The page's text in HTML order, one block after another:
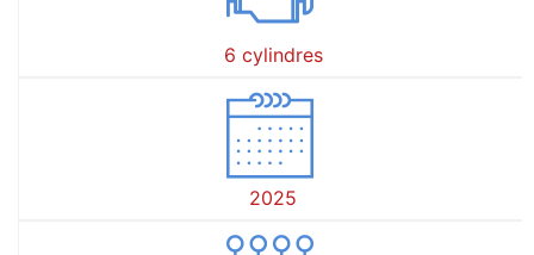
6 cylindres
2025